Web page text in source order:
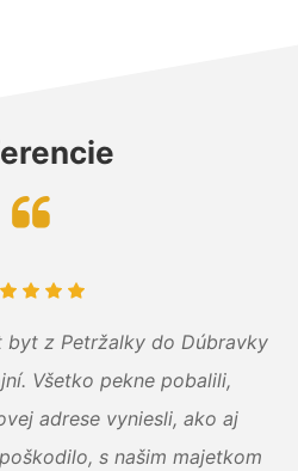
byt z Petržalky do Dúbravky
Všetko pekne pobalili,
adrese vyniesli, ako aj
s našim majetkom